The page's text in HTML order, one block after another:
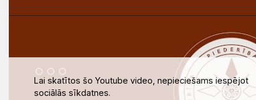
Lai skatītos šo Youtube video, nepieciešams iespējot
sociālās sīkdatnes.